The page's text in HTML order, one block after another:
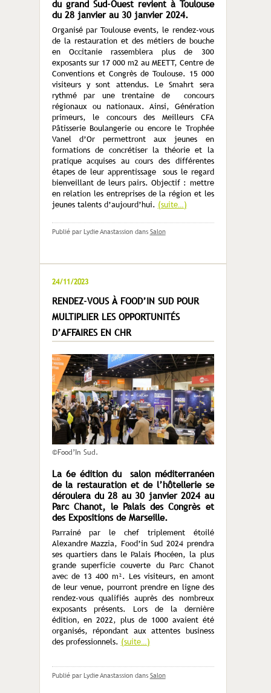
du grand Sud-Ouest revient à Toulouse
du 28 janvier au 30 janvier 2024.
Organisé par Toulouse events, le rendez-vous
de la restauration et des métiers de bouche
en Occitanie rassemblera plus de 300
exposants sur 17 000 m2 au MEETT, Centre de
Conventions et Congrès de Toulouse. 15 000
visiteurs y sont attendus. Le Smahrt sera
rythmé par une trentaine de concours
régionaux ou nationaux. Ainsi, Génération
primeurs, le concours des Meilleurs CFA
Pâtisserie Boulangerie ou encore le Trophée
Vanel d’Or permettront aux jeunes en
formations de concrétiser la théorie et la
pratique acquises au cours des différentes
étapes de leur apprentissage sous le regard
bienveillant de leurs pairs. Objectif : mettre
en relation les entreprises de la région et les
jeunes talents d’aujourd’hui. (suite…)
Publié par Lydie Anastassion dans Salon
24/11/2023
RENDEZ-VOUS À FOOD’IN SUD POUR
MULTIPLIER LES OPPORTUNITÉS
D’AFFAIRES EN CHR
©Food’In Sud.
La 6e édition du salon méditerranéen
de la restauration et de l’hôtellerie se
déroulera du 28 au 30 janvier 2024 au
Parc Chanot, le Palais des Congrès et
des Expositions de Marseille.
Parrainé par le chef triplement étoilé
Alexandre Mazzia, Food’in Sud 2024 prendra
ses quartiers dans le Palais Phocéen, la plus
grande superficie couverte du Parc Chanot
avec de 13 400 m². Les visiteurs, en amont
de leur venue, pourront prendre en ligne des
rendez-vous qualifiés auprès des nombreux
exposants présents. Lors de la dernière
édition, en 2022, plus de 1000 avaient été
organisés, répondant aux attentes business
des professionnels. (suite…)
Publié par Lydie Anastassion dans Salon